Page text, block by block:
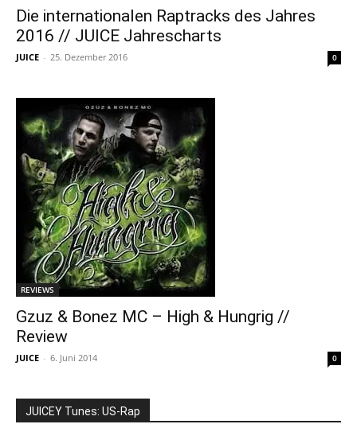
Die internationalen Raptracks des Jahres
2016 // JUICE Jahrescharts
JUICE - 25. Dezember 2016 0
REVIEWS
Gzuz & Bonez MC – High & Hungrig //
Review
JUICE - 6. Juni 2014 0
JUICEY Tunes: US-Rap